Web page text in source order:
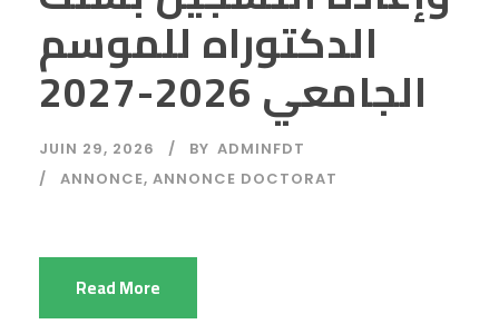
الدكتوراه للموسم
الجامعي 2026-2027
JUIN 29, 2026 BY ADMINFDT
ANNONCE, ANNONCE DOCTORAT
Read More